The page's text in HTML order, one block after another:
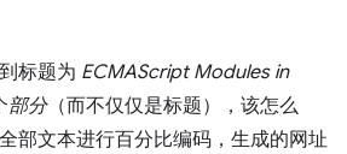
标题为 ECMAScript Modules in
部分（而不仅仅是标题），该怎么
部文本进行百分比编码，生成的网址